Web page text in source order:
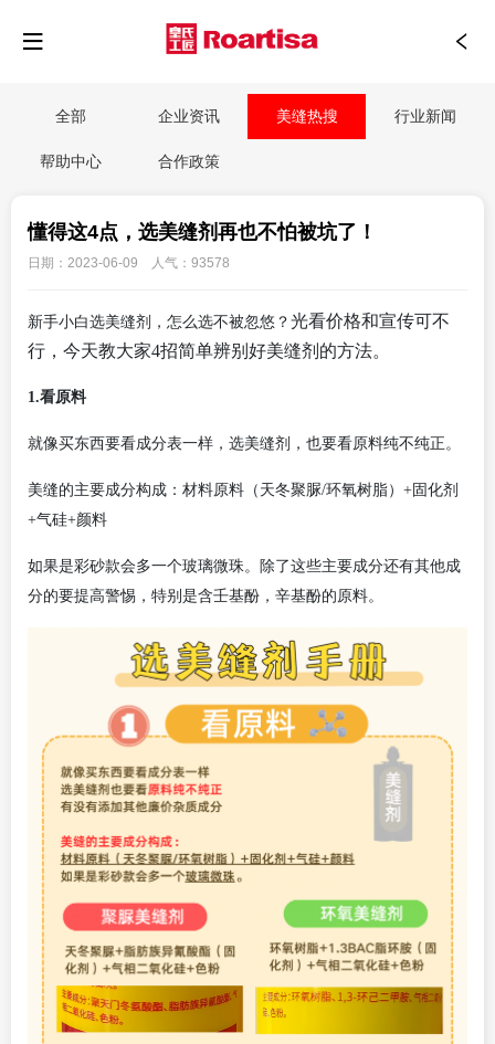
全部 企业资讯 美缝热搜 行业新闻
帮助中心 合作政策
懂得这4点，选美缝剂再也不怕被坑了！
日期：2023-06-09 人气：93578
新手小白选美缝剂，怎么选不被忽悠？ 光看价格和宣传可不
行， 今天教大家4招简单辨别好美缝剂的方法。
1.看原料
就像买东西要看成分表一样，选美缝剂，也要看原料纯不纯正。
美缝的主要成分构成：材料原料（天冬聚脲/环氧树脂）+固化剂
+气硅+颜料
如果是彩砂款会多一个玻璃微珠。除了这些主要成分还有其他成
分的要提高警惕，特别是含壬基酚，辛基酚的原料。